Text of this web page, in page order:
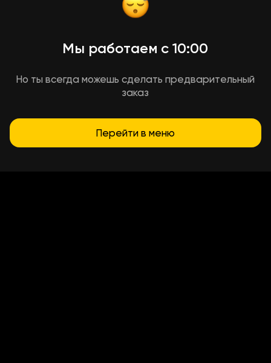
Мы работаем с 10:00
Но ты всегда можешь сделать предварительный
заказ
Перейти в меню